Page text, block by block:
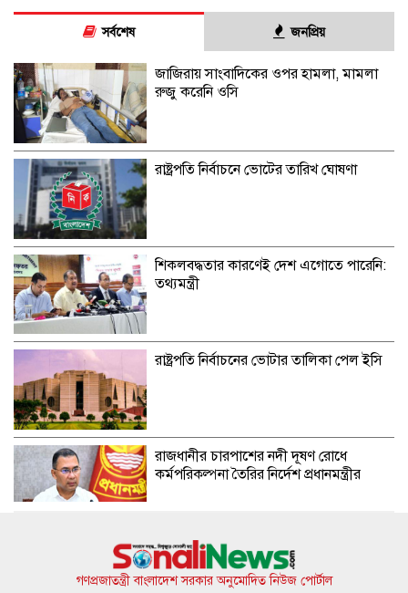
সর্বশেষ জনপ্রিয়
জাজিরায় সাংবাদিকের ওপর হামলা, মামলা
রুজু করেনি ওসি
রাষ্ট্রপতি নির্বাচনে ভোটের তারিখ ঘোষণা
শিকলবদ্ধতার কারণেই দেশ এগোতে পারেনি:
তথ্যমন্ত্রী
রাষ্ট্রপতি নির্বাচনের ভোটার তালিকা পেল ইসি
রাজধানীর চারপাশের নদী দূষণ রোধে
কর্মপরিকল্পনা তৈরির নির্দেশ প্রধানমন্ত্রীর
জুলাই গণঅভ্যুত্থানে নিহতের সংখ্যা নিয়ে
গোলকধাঁধা!
গণপ্রজাতন্ত্রী বাংলাদেশ সরকার অনুমোদিত নিউজ পোর্টাল